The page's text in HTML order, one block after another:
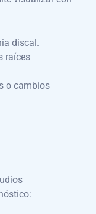
discal.
raíces
o cambios